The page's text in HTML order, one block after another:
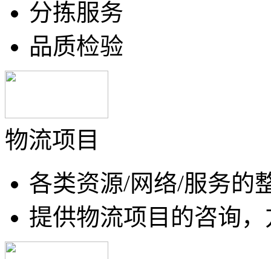
分拣服务
品质检验
物流项目
各类资源/网络/服务的
提供物流项目的咨询